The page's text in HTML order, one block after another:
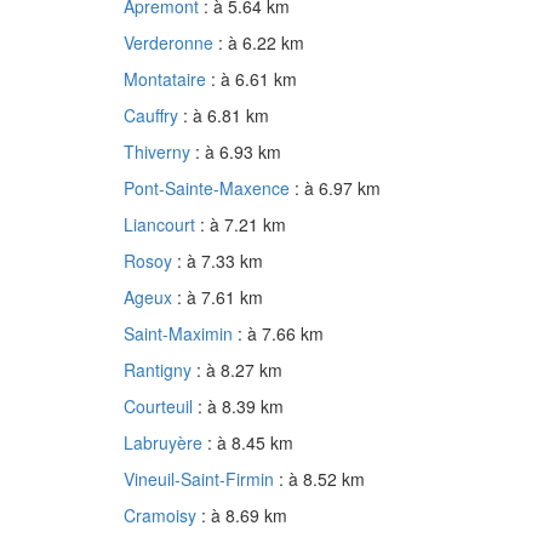
Apremont : à 5.64 km
Verderonne : à 6.22 km
Montataire : à 6.61 km
Cauffry : à 6.81 km
Thiverny : à 6.93 km
Pont-Sainte-Maxence : à 6.97 km
Liancourt : à 7.21 km
Rosoy : à 7.33 km
Ageux : à 7.61 km
Saint-Maximin : à 7.66 km
Rantigny : à 8.27 km
Courteuil : à 8.39 km
Labruyère : à 8.45 km
Vineuil-Saint-Firmin : à 8.52 km
Cramoisy : à 8.69 km